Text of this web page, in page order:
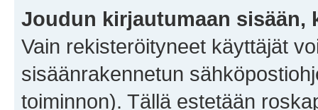
Joudun kirjautumaan sisään,
Vain rekisteröityneet käyttäjät
sisäänrakennetun
toiminnon). Tällä estetään